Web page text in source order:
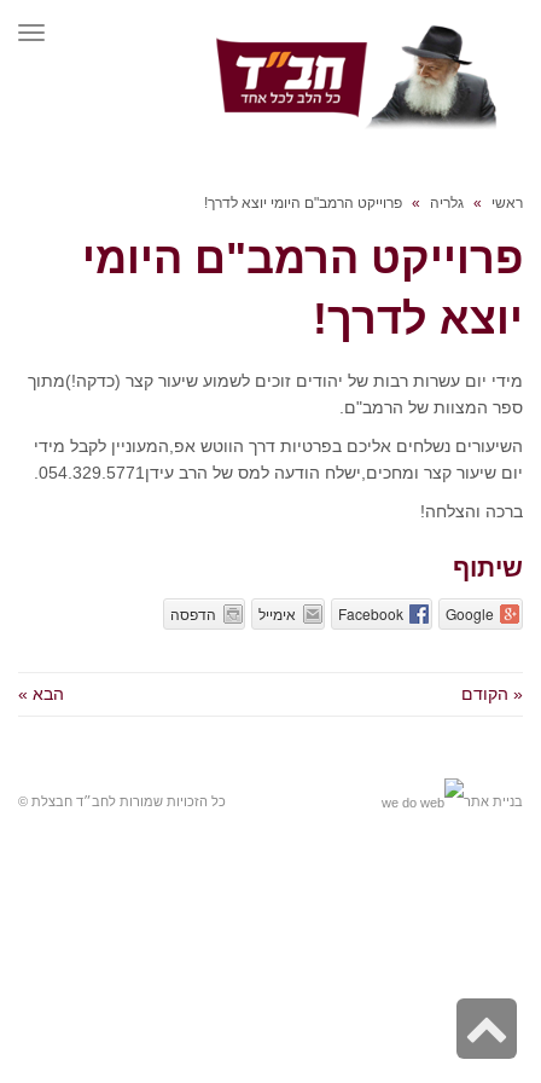
ראשי » גלריה » פרוייקט הרמב"ם היומי יוצא לדרך!
פרוייקט הרמב"ם היומי
יוצא לדרך!
מידי יום עשרות רבות של יהודים זוכים לשמוע שיעור קצר (כדקה!)מתוך
ספר המצוות של הרמב"ם.
השיעורים נשלחים אליכם בפרטיות דרך הווטש אפ,המעוניין לקבל מידי
יום שיעור קצר ומחכים,ישלח הודעה למס של הרב עידן054.329.5771.
ברכה והצלחה!
שיתוף
Google
Facebook אימייל הדפסה
« הקודם הבא »
בניית אתר כל הזכויות שמורות לחב״ד חבצלת ©
לראש